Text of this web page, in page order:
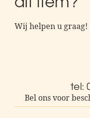
Wij helpen u graag!
tel:
Bel ons voor